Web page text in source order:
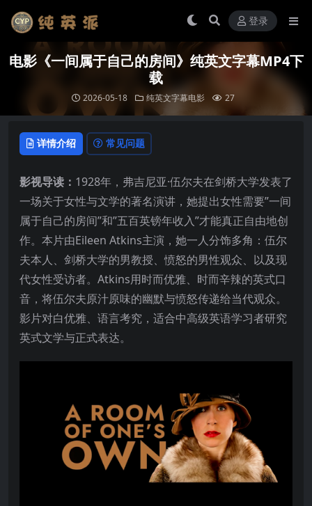
登录
电影《一间属于自己的房间》纯英文字幕MP4下
载
2026-05-18 纯英文字幕电影 27
详情介绍 常见问题
影视导读： 1928年，弗吉尼亚·伍尔夫在剑桥大学发表了
一场关于女性与文学的著名演讲，她提出女性需要”一间
属于自己的房间”和”五百英镑年收入”才能真正自由地创
作。本片由Eileen Atkins主演，她一人分饰多角：伍尔
夫本人、剑桥大学的男教授、愤怒的男性观众、以及现
代女性受访者。Atkins用时而优雅、时而辛辣的英式口
音，将伍尔夫原汁原味的幽默与愤怒传递给当代观众。
影片对白优雅、语言考究，适合中高级英语学习者研究
英式文学与正式表达。